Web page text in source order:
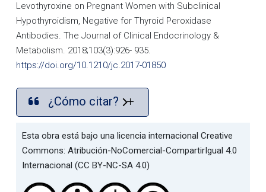
Levothyroxine on Pregnant Women with Subclinical
Hypothyroidism, Negative for Thyroid Peroxidase
Antibodies. The Journal of Clinical Endocrinology &
Metabolism. 2018;103(3):926- 935.
https://doi.org/10.1210/jc.2017-01850
¿Cómo citar?
Esta obra está bajo una licencia internacional Creative
Commons: Atribución-NoComercial-CompartirIgual 4.0
Internacional (CC BY-NC-SA 4.0)